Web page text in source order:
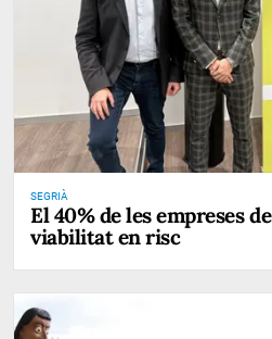
SEGRIÀ
El 40% de les empreses
viabilitat en risc